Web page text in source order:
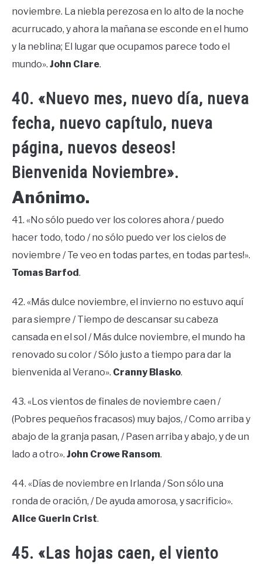
noviembre. La niebla perezosa en lo alto de la noche
acurrucado, y ahora la mañana se esconde en el humo
y la neblina; El lugar que ocupamos parece todo el
mundo». John Clare.
40. «Nuevo mes, nuevo día, nueva
fecha, nuevo capítulo, nueva
página, nuevos deseos!
Bienvenida Noviembre».
Anónimo.
41. «No sólo puedo ver los colores ahora / puedo
hacer todo, todo / no sólo puedo ver los cielos de
noviembre / Te veo en todas partes, en todas partes!».
Tomas Barfod.
42. «Más dulce noviembre, el invierno no estuvo aquí
para siempre / Tiempo de descansar su cabeza
cansada en el sol / Más dulce noviembre, el mundo ha
renovado su color / Sólo justo a tiempo para dar la
bienvenida al Verano». Cranny Blasko.
43. «Los vientos de finales de noviembre caen /
(Pobres pequeños fracasos) muy bajos, / Como arriba y
abajo de la granja pasan, / Pasen arriba y abajo, y de un
lado a otro». John Crowe Ransom.
44. «Días de noviembre en Irlanda / Son sólo una
ronda de oración, / De ayuda amorosa, y sacrificio».
Alice Guerin Crist.
45. «Las hojas caen, el viento